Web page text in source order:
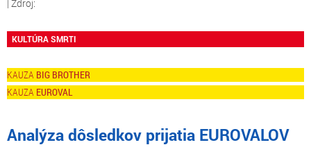
KULTÚRA SMRTI
BIG BROTHER
EUROVAL
Analýza dôsledkov prijatia EUROVALOV